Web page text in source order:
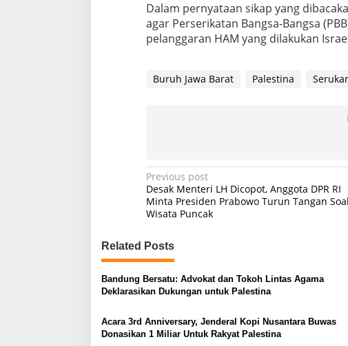
Dalam pernyataan sikap yang
agar Perserikatan Bangsa-Bangsa
pelanggaran HAM yang dilakukan
Buruh Jawa Barat Palestina
P
o
s
t
n
a
v
i
g
Previous post
Desak Menteri LH Dicopot, Anggota DPR RI
Minta Presiden Prabowo Turun Tangan Soal
Wisata Puncak
Related Posts
Bandung Bersatu: Advokat dan Tokoh Lintas Agama
Deklarasikan Dukungan untuk Palestina
Acara 3rd Anniversary, Jenderal Kopi Nusantara Buwas
Donasikan 1 Miliar Untuk Rakyat Palestina